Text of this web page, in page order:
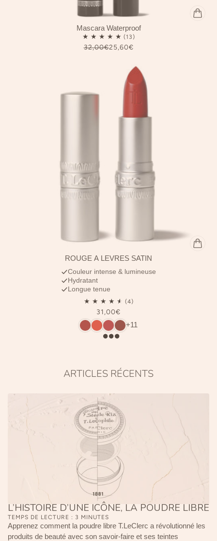
Mascara Waterproof
32,00€25,60€
ROUGE À LÈVRES SATIN
Couleur intense & lumineuse
Hydratant
Longue tenue
31,00€
+11
ARTICLES RÉCENTS
L’HISTOIRE D’UNE ICÔNE, LA POUDRE LIBRE
TEMPS DE LECTURE : 3 MINUTES
Apprenez comment la poudre libre T.LeClerc a révolutionné les
produits de beauté avec son savoir-faire et ses teintes